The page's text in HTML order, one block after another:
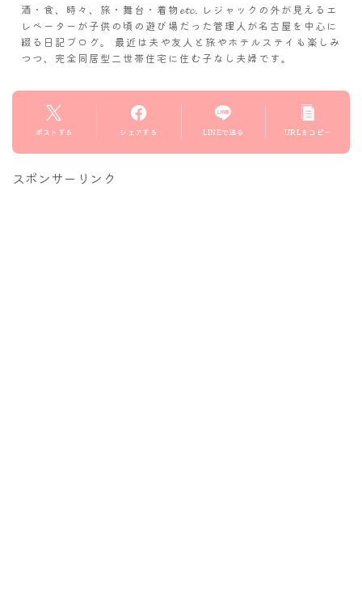
酒・食、時々、旅・舞台・着物𝓮𝓽𝓬. レジャックの外が見えるエ
レベーターが子供の頃の遊び場だった管理人が名古屋を中心に
綴る日記ブログ。 最近は夫や友人と旅やホテルステイも楽しみ
つつ、完全同居型二世帯住宅に住む子なし夫婦です。
ポストする シェアする LINEで送る URLをコピー
スポンサーリンク